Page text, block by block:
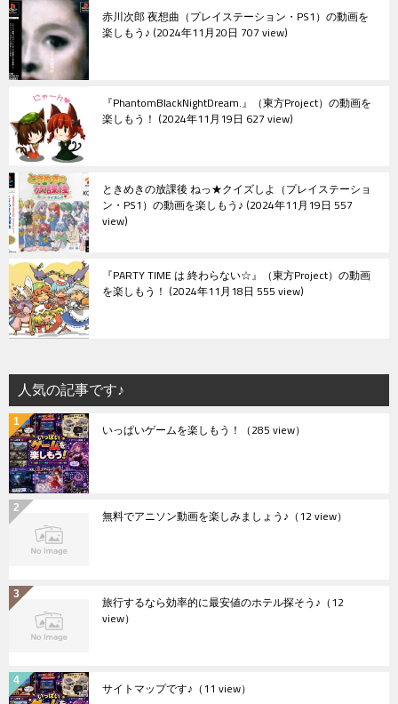
赤川次郎 夜想曲（プレイステーション・PS1）の動画を
楽しもう♪ 2024年11月20日 707 view
『PhantomBlackNightDream.』（東方Project）の動画を
楽しもう！ 2024年11月19日 627 view
ときめきの放課後 ねっ★クイズしよ（プレイステーショ
ン・PS1）の動画を楽しもう♪ 2024年11月19日 557
view
『PARTY TIME は 終わらない☆』（東方Project）の動画
を楽しもう！ 2024年11月18日 555 view
人気の記事です♪
いっぱいゲームを楽しもう！ （285 view）
無料でアニソン動画を楽しみましょう♪ （12 view）
旅行するなら効率的に最安値のホテル探そう♪ （12
view）
サイトマップです♪ （11 view）